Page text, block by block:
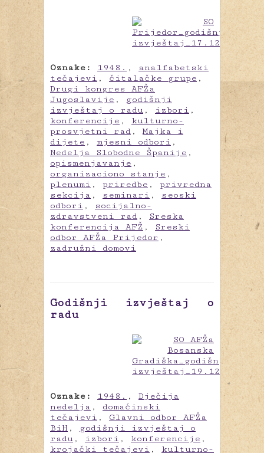
Oznake: 1948. ,
analfabetski
tečajevi , čitalačke grupe ,
Drugi kongres AFŽa
Jugoslavije ,
godišnji
izvještaj o radu , izbori ,
konferencije , kulturno-
prosvjetni rad ,Majka i
dijete , mjesni odbori ,
Nedelja Slobodne Španije ,
opismenjavanje ,
organizaciono stanje ,
plenumi , priredbe , privredna
sekcija , seminari ,
seoski
odbori ,
socijalno-
zdravstveni rad ,
Sreska
konferencija AFŽ ,
Sreski
odbor AFŽa Prijedor ,
zadružni domovi
Godišnji izvještaj o
radu
Oznake: 1948. , Dječija
nedelja , domaćinski
tečajevi , Glavni odbor AFŽa
BiH ,
godišnji izvještaj o
radu , izbori , konferencije ,
krojački tečajevi , kulturno-